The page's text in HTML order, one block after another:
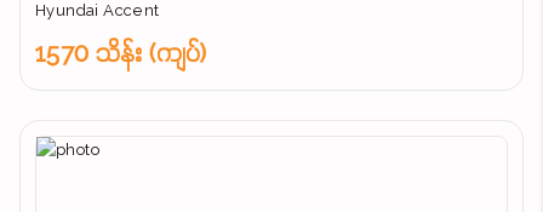
Hyundai Accent
1570 သိန်း (ကျပ်)